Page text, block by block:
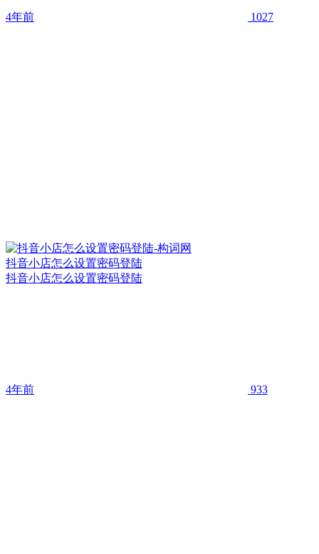
4年前 1027
抖音小店怎么设置密码登陆
抖音小店怎么设置密码登陆
4年前 933